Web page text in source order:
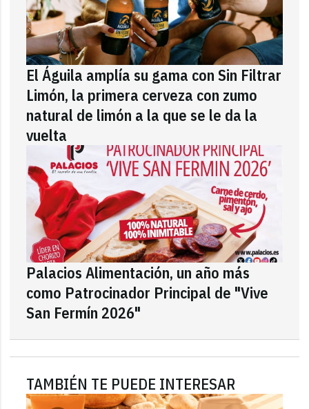
El Águila amplía su gama con Sin Filtrar
Limón, la primera cerveza con zumo
natural de limón a la que se le da la
vuelta
Palacios Alimentación, un año más
como Patrocinador Principal de "Vive
San Fermín 2026"
TAMBIÉN TE PUEDE INTERESAR